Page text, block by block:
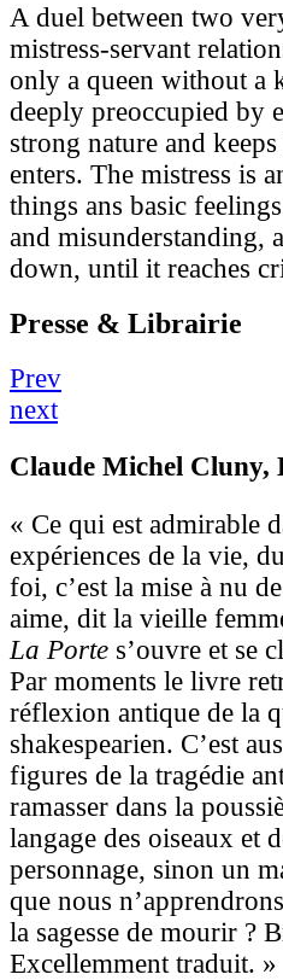
A duel between two
mistress-servant
only a queen without a
deeply preoccupied by
strong nature and
enters. The mistress is
things ans basic
and misunderstanding,
down, until it reaches
Presse & Librairie
Prev
next
Claude Michel Cluny,
« Ce qui est admirable
expériences de la vie,
foi, c’est la mise à nu
aime, dit la vieille
La Porte s’ouvre et se
Par moments le livre
réflexion antique de la
shakespearien. C’est
figures de la tragédie
ramasser dans la
langage des oiseaux et
personnage, sinon un
que nous
la sagesse de mourir ?
Excellemment traduit. »